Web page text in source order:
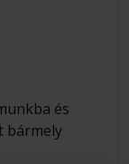
és
bármely